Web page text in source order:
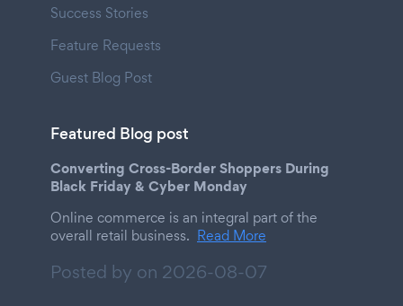
Success Stories
Feature Requests
Guest Blog Post
Featured Blog post
Converting Cross-Border Shoppers During
Black Friday & Cyber Monday
Online commerce is an integral part of the
overall retail business. Read More
Posted by on 2026-08-07